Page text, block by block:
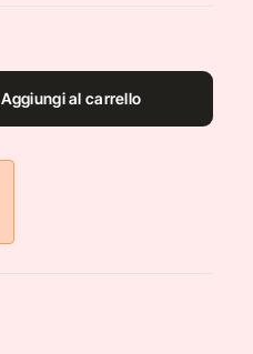
Aggiungi al carrello